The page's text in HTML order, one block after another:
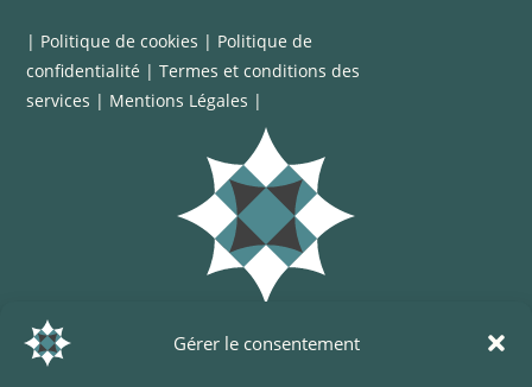
Gérer le consentement
| Politique de cookies | Politique de
confidentialité |Termes et conditions des
services | Mentions Légales |